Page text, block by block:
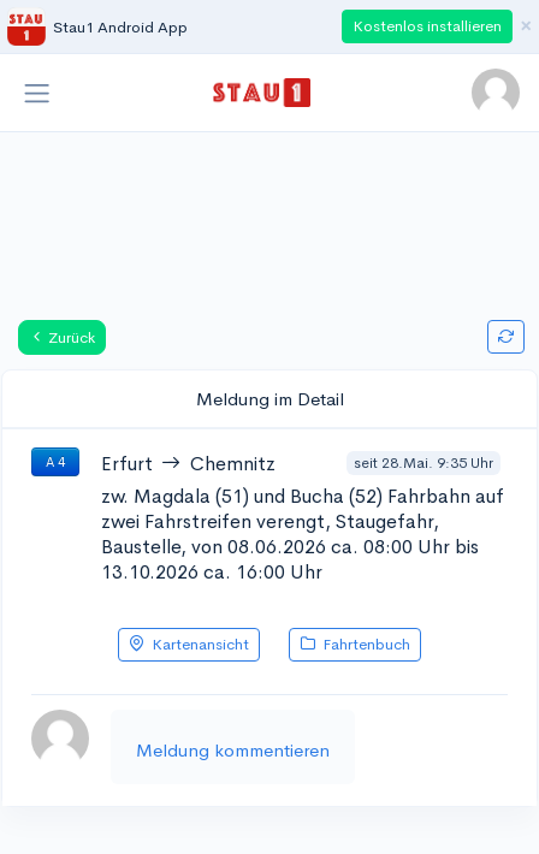
Stau1 Android App Kostenlos installieren ×
Zurück
Meldung im Detail
A 4 Erfurt Chemnitz seit 28.Mai. 9:35 Uhr
zw. Magdala (51) und Bucha (52) Fahrbahn auf
zwei Fahrstreifen verengt, Staugefahr,
Baustelle, von 08.06.2026 ca. 08:00 Uhr bis
13.10.2026 ca. 16:00 Uhr
Kartenansicht Fahrtenbuch
Meldung kommentieren